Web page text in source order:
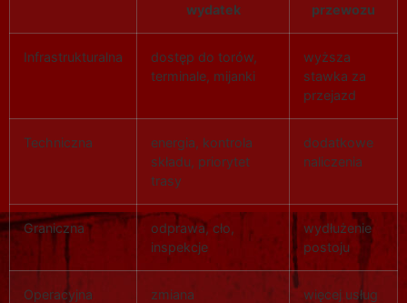
wydatek
przewozu
Infrastrukturalna
dostęp do torów,
terminale, mijanki
wyższa
stawka za
przejazd
Techniczna
energia, kontrola
składu, priorytet
trasy
dodatkowe
naliczenia
Graniczna
odprawa, cło,
inspekcje
wydłużenie
postoju
Operacyjna
zmiana
więcej usług